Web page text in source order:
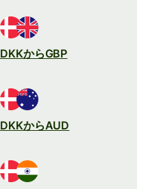
DKKからGBP
DKKからAUD